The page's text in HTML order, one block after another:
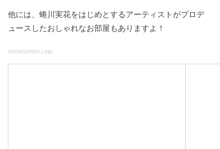
他には、蜷川実花をはじめとするアーティストがプロデ
ュースしたおしゃれなお部屋もありますよ！
SPONSORED LINK